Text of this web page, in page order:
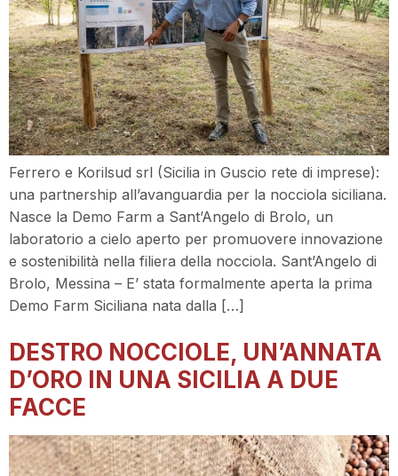
Ferrero e Korilsud srl (Sicilia in Guscio rete di imprese):
una partnership all’avanguardia per la nocciola siciliana.
Nasce la Demo Farm a Sant’Angelo di Brolo, un
laboratorio a cielo aperto per promuovere innovazione
e sostenibilità nella filiera della nocciola. Sant’Angelo di
Brolo, Messina – E’ stata formalmente aperta la prima
Demo Farm Siciliana nata dalla […]
DESTRO NOCCIOLE, UN’ANNATA
D’ORO IN UNA SICILIA A DUE
FACCE